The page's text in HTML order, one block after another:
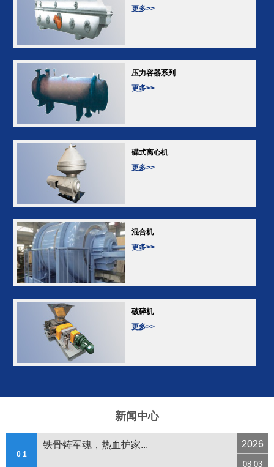
更多>>
压力容器系列
更多>>
碟式离心机
更多>>
混合机
更多>>
破碎机
更多>>
新闻中心
0 1
铁骨铸军魂，热血护家...
...
2026
08-03